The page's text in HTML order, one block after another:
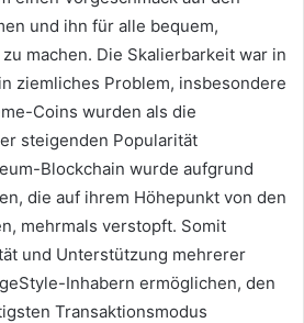
und ihn für alle bequem,
machen. Die Skalierbarkeit war in
ziemliches Problem, insbesondere
Coins wurden als die
steigenden Popularität
Blockchain wurde aufgrund
die auf ihrem Höhepunkt von den
mehrmals verstopft. Somit
und Unterstützung mehrerer
Inhabern ermöglichen, den
Transaktionsmodus